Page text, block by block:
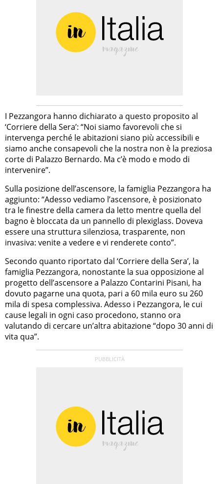
I Pezzangora hanno dichiarato a questo proposito al
‘Corriere della Sera’: “Noi siamo favorevoli che si
intervenga perché le abitazioni siano più accessibili e
siamo anche consapevoli che la nostra non è la preziosa
corte di Palazzo Bernardo. Ma c’è modo e modo di
intervenire”.
Sulla posizione dell’ascensore, la famiglia Pezzangora ha
aggiunto: “Adesso vediamo l’ascensore, è posizionato
tra le finestre della camera da letto mentre quella del
bagno è bloccata da un pannello di plexiglass. Doveva
essere una struttura silenziosa, trasparente, non
invasiva: venite a vedere e vi renderete conto”.
Secondo quanto riportato dal ‘Corriere della Sera’, la
famiglia Pezzangora, nonostante la sua opposizione al
progetto dell’ascensore a Palazzo Contarini Pisani, ha
dovuto pagarne una quota, pari a 60 mila euro su 260
mila di spesa complessiva. Adesso i Pezzangora, le cui
cause legali in ogni caso procedono, stanno ora
valutando di cercare un’altra abitazione “dopo 30 anni di
vita qua”.